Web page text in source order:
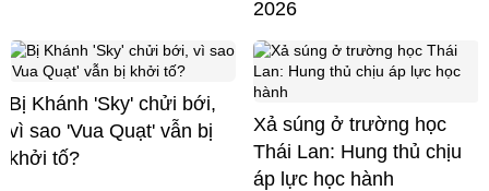
2026
Bị Khánh 'Sky' chửi bới,
vì sao 'Vua Quạt' vẫn bị
khởi tố?
Xả súng ở trường học
Thái Lan: Hung thủ chịu
áp lực học hành